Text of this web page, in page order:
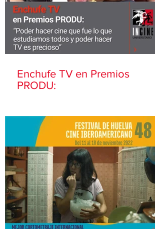
Enchufe TV en Premios
PRODU: